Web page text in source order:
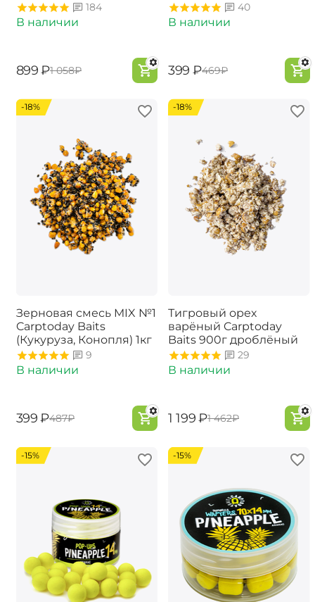
184
В наличии
‍899‍ ₽‍1 058‍₽
40
В наличии
‍399‍ ₽‍469‍₽
-18%
Зерновая смесь MIX №1
Carptoday Baits
(Кукуруза, Конопля) 1кг
9
В наличии
‍399‍ ₽‍487‍₽
-18%
Тигровый орех
варёный Carptoday
Baits 900г дроблёный
29
В наличии
‍1 199‍₽‍1 462‍₽
-15% -15%